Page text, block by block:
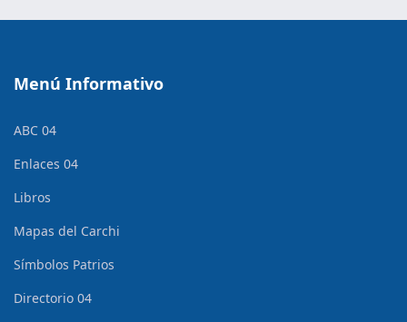
Menú Informativo
ABC 04
Enlaces 04
Libros
Mapas del Carchi
Símbolos Patrios
Directorio 04